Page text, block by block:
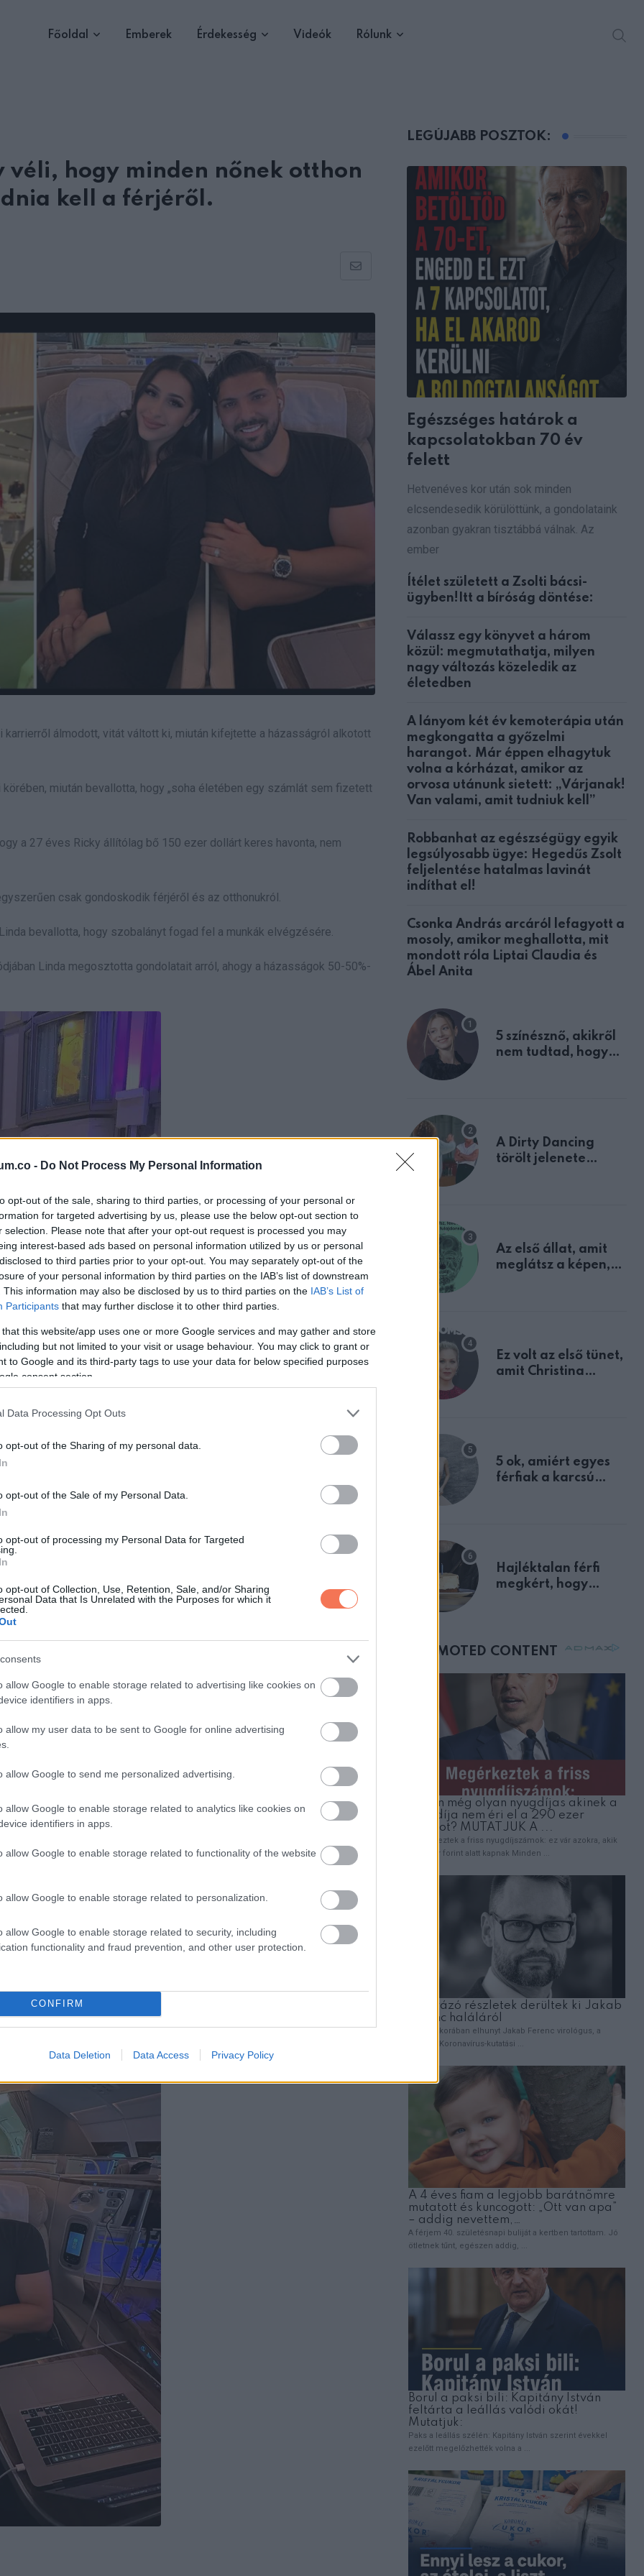
- Do Not Process My Personal Information
opt-out of the sale, sharing to third parties, or processing of your personal or
for targeted advertising by us, please use the below opt-out section to
selection. Please note that after your opt-out request is processed you may
interest-based ads based on personal information utilized by us or personal
to third parties prior to your opt-out. You may separately opt-out of the
of your personal information by third parties on the IAB’s list of downstream
This information may also be disclosed by us to third parties on the IAB’s List of
Participants that may further disclose it to other third parties.
that this website/app uses one or more Google services and may gather and store
but not limited to your visit or usage behaviour. You may click to grant or
to Google and its third-party tags to use your data for below specified purposes
consent section.
Data Processing Opt Outs
opt-out of the Sharing of my personal data.
opt-out of the Sale of my Personal Data.
opt-out of processing my Personal Data for Targeted
opt-out of Collection, Use, Retention, Sale, and/or Sharing
Data that Is Unrelated with the Purposes for which it
allow Google to enable storage related to advertising like cookies on
identifiers in apps.
allow my user data to be sent to Google for online advertising
allow Google to send me personalized advertising.
allow Google to enable storage related to analytics like cookies on
identifiers in apps.
allow Google to enable storage related to functionality of the website
allow Google to enable storage related to personalization.
allow Google to enable storage related to security, including
functionality and fraud prevention, and other user protection.
CONFIRM
Data Deletion Data Access Privacy Policy
Főoldal Emberek Érdekesség Videók Rólunk
véli, hogy minden nőnek otthon
kell a férjéről.
Share
Email
karrierről álmodott, vitát váltott ki, miután kifejtette a házasságról alkotott
miután bevallotta, hogy „soha életében egy számlát sem fizetett
a 27 éves Ricky állítólag bő 150 ezer dollárt keres havonta, nem
csak gondoskodik férjéről és az otthonukról.
bevallotta, hogy szobalányt fogad fel a munkák elvégzésére.
Linda megosztotta gondolatait arról, ahogy a házasságok 50-50%-
boldogtalanok. Ez nem természetes” – mondta.
sem tudom kifizetni… A számlák annyira lényegtelenek. Őszintén
szeretek gondoskodni a férjemről…
arról, hogy a ház tiszta legyen. A takarításhoz többnyire
férfi ingatlanbefektetőként dolgozik.
otthonülő feleség, és gyakran kap visszaéléseket az interneten.
mondván: „Már régóta együtt vagyunk – még azelőtt, hogy neki pénze
LEGÚJABB POSZTOK:
Egészséges határok a
kapcsolatokban 70 év
felett
Hetvenéves kor után sok minden
elcsendesedik körülöttünk, a gondolataink
azonban gyakran tisztábbá válnak. Az
ember
Ítélet született a Zsolti bácsi-
ügyben!Itt a bíróság döntése:
Válassz egy könyvet a három
közül: megmutathatja, milyen
nagy változás közeledik az
életedben
A lányom két év kemoterápia után
megkongatta a győzelmi
harangot. Már éppen elhagytuk
volna a kórházat, amikor az
orvosa utánunk sietett: „Várjanak!
Van valami, amit tudniuk kell”
Robbanhat az egészségügy egyik
legsúlyosabb ügye: Hegedűs Zsolt
feljelentése hatalmas lavinát
indíthat el!
Csonka András arcáról lefagyott a
mosoly, amikor meghallotta, mit
mondott róla Liptai Claudia és
Ábel Anita
5 színésznő, akikről
nem tudtad, hogy
A Dirty Dancing
törölt jelenete
Az első állat, amit
meglátsz a képen,
Ez volt az első tünet,
amit Christina
5 ok, amiért egyes
férfiak a karcsú
Hajléktalan férfi
megkért, hogy
mellettem ült az első